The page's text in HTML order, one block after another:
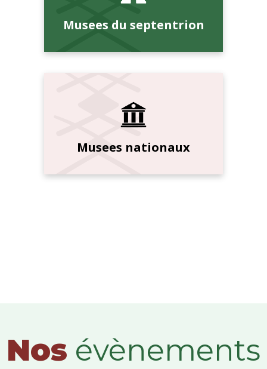
Musees du septentrion
Musees nationaux
Nos évènements